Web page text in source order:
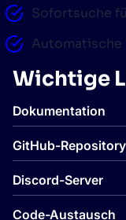
Sofortsuche
Automatische
Wichtige
Dokumentation
GitHub-Repository
Discord-Server
Code-Austausch